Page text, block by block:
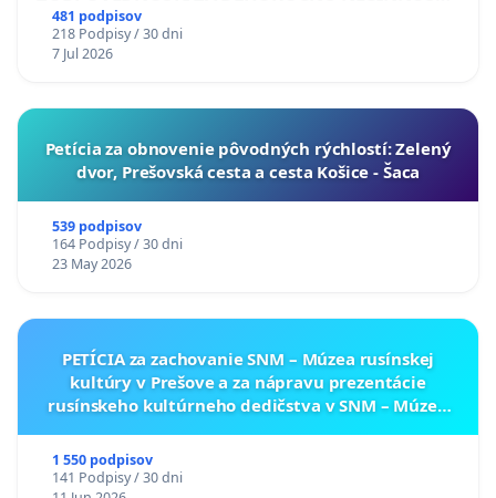
A ZLYHANIE ŠTÁTU
481 podpisov
218 Podpisy / 30 dni
7 Jul 2026
​Petícia za obnovenie pôvodných rýchlostí: Zelený
dvor, Prešovská cesta a cesta Košice - Šaca
539 podpisov
164 Podpisy / 30 dni
23 May 2026
PETÍCIA za zachovanie SNM – Múzea rusínskej
kultúry v Prešove a za nápravu prezentácie
rusínskeho kultúrneho dedičstva v SNM – Múzeu
1 550 podpisov
141 Podpisy / 30 dni